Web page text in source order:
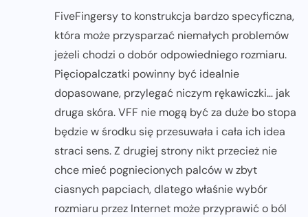
FiveFingersy to konstrukcja bardzo specyficzna,
która może przysparzać niemałych problemów
jeżeli chodzi o dobór odpowiedniego rozmiaru.
Pięciopalczatki powinny być idealnie
dopasowane, przylegać niczym rękawiczki… jak
druga skóra. VFF nie mogą być za duże bo stopa
będzie w środku się przesuwała i cała ich idea
straci sens. Z drugiej strony nikt przecież nie
chce mieć pogniecionych palców w zbyt
ciasnych papciach, dlatego właśnie wybór
rozmiaru przez Internet może przyprawić o ból